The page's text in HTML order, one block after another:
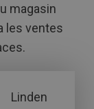
magasin
les ventes
Linden